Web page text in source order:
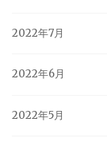
2022年7月
2022年6月
2022年5月